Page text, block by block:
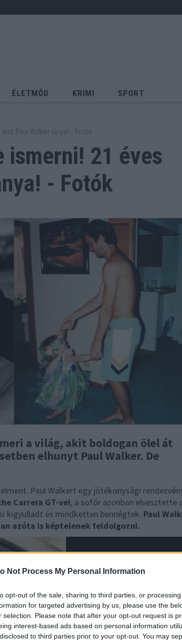
Not Process My Personal Information
opt-out of the sale, sharing to third parties, or
for targeted advertising by us, please use the
selection. Please note that after your opt-out request is
interest-based ads based on personal information
to third parties prior to your opt-out. You may
ÉLETMÓD KRIMI SPORT
lett Paul Walker lánya! - Fotók
ismerni! 21 éves
- Fotók
a világ, akit boldogan ölel át
elhunyt Paul Walker. De
Paul Walkert egy jótékonysági
Carrera GT-vel, a sofőr azonban elvesztette
kigyulladt és mindketten bennégtek. Paul
azóta is képtelenek feldolgozni.